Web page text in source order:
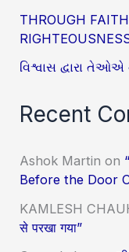
THROUGH
વિશ્વાસ દ્વારા તેઓએ
Recent
Ashok Martin on
Before the Door
KAMLESH
से परखा गया”